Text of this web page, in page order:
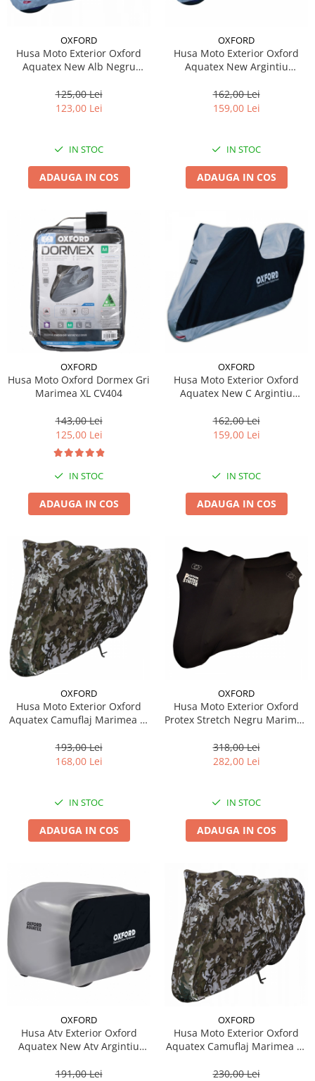
OXFORD
Husa Moto Exterior Oxford
Aquatex New Alb Negru
125,00 Lei
123,00 Lei
IN STOC
ADAUGA IN COS
OXFORD
Husa Moto Exterior Oxford
Aquatex New Argintiu
162,00 Lei
159,00 Lei
IN STOC
ADAUGA IN COS
OXFORD
Husa Moto Oxford Dormex Gri
Marimea XL CV404
143,00 Lei
125,00 Lei
IN STOC
ADAUGA IN COS
OXFORD
Husa Moto Exterior Oxford
Aquatex New C Argintiu
162,00 Lei
159,00 Lei
IN STOC
ADAUGA IN COS
OXFORD
Husa Moto Exterior Oxford
Aquatex Camuflaj Marimea M
193,00 Lei
168,00 Lei
IN STOC
ADAUGA IN COS
OXFORD
Husa Moto Exterior Oxford
Protex Stretch Negru Marimea
318,00 Lei
282,00 Lei
IN STOC
ADAUGA IN COS
OXFORD
Husa Atv Exterior Oxford
Aquatex New Atv Argintiu
191,00 Lei
OXFORD
Husa Moto Exterior Oxford
Aquatex Camuflaj Marimea XL
230,00 Lei